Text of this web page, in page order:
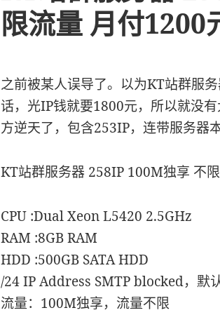
限流量 月付1200
之前被某人误导了。以为KT站群服
话，光IP钱就要1800元，所以就没
方逆天了，包含253IP，连带服务器
KT站群服务器 258IP 100M独享 不
CPU :Dual Xeon L5420 2.5GHz
RAM :8GB RAM
HDD :500GB SATA HDD
/24 IP Address SMTP blocked，默
流量：100M独享，流量不限